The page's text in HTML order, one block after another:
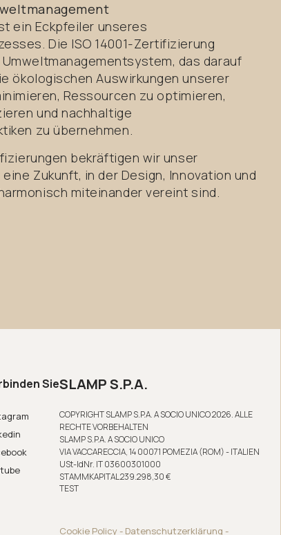
ein Eckpfeiler unseres
Die ISO 14001-Zertifizierung
das darauf
ökologischen Auswirkungen unserer
Ressourcen zu optimieren,
und nachhaltige
zu übernehmen.
bekräftigen wir unser
Zukunft, in der Design, Innovation und
miteinander vereint sind.
SieSLAMP S.P.A.
COPYRIGHT SLAMP S.P.A. A SOCIO UNICO 2026. ALLE
RECHTE VORBEHALTEN
SLAMP S.P.A. A SOCIO UNICO
VIA VACCARECCIA, 14 00071 POMEZIA (ROM) - ITALIEN
USt-IdNr. IT 03600301000
STAMMKAPITAL 239.298,30 €
TEST
Cookie Policy - Datenschutzerklärung -